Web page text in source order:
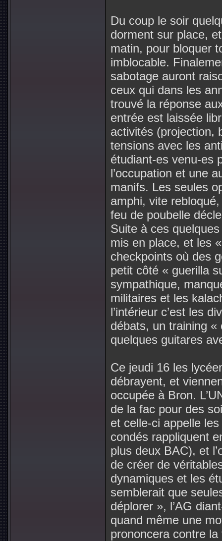
Du coup le soir
dorment sur place,
matin, pour bloquer
imblocable.
sabotage auront
ceux qui dans les
trouvé la réponse
entrée est laissée
activités (projection,
tensions avec les
étudiant-es venu-es
l’occupation et une
manifs. Les seules
amphi, vite
feu de poubelle
Suite à ces
mis en place, et les
checkpoints où des
petit côté « guerilla
sympathique,
militaires et les
l’intérieur c’est les
débats, un training
quelques guitares
Ce jeudi 16 les
débrayent, et
occupée à Bron.
de la fac pour des
et celle-ci appelle
condés rappliquent
plus deux BAC), et
de créer de
dynamiques et les
semblerait que
déplorer », l’AG
quand même une
prononcera contre